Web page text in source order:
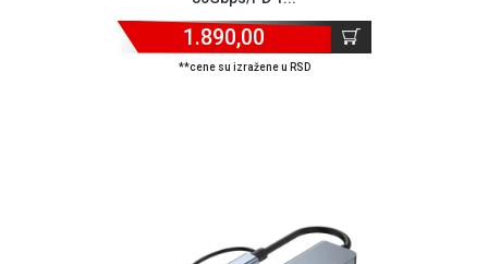
1.890,00
**cene su izražene u RSD